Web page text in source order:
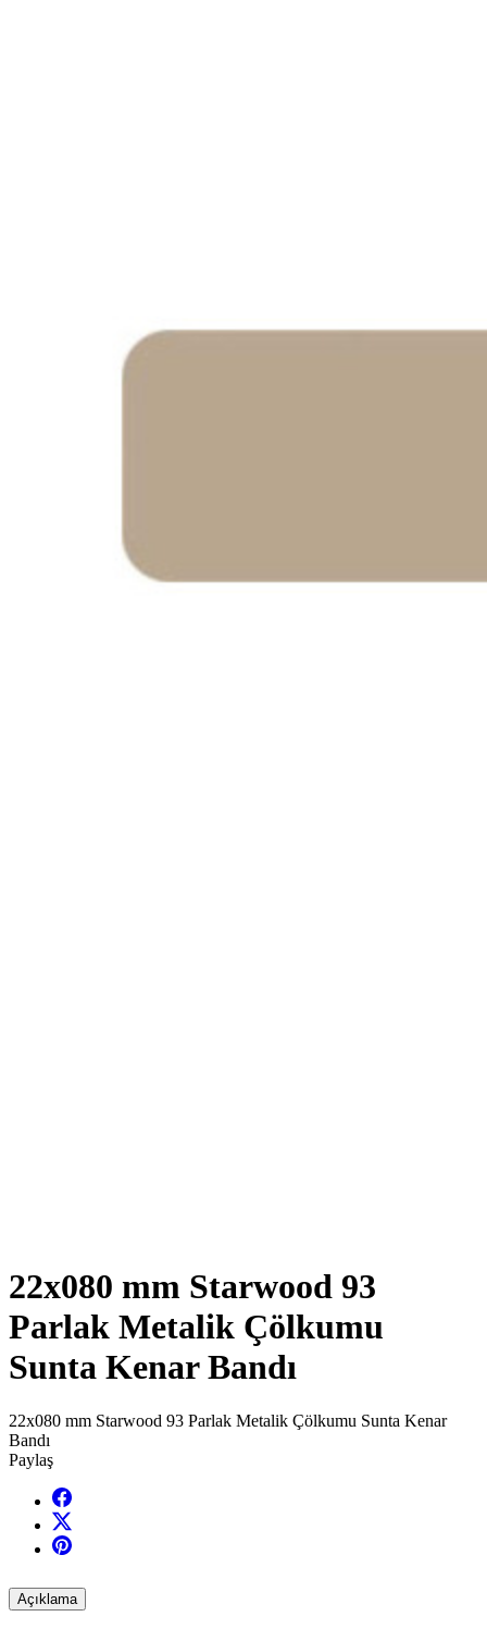
22x080 mm Starwood 93
Parlak Metalik Çölkumu
Sunta Kenar Bandı
22x080 mm Starwood 93 Parlak Metalik Çölkumu Sunta Kenar
Bandı
Paylaş
Açıklama